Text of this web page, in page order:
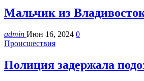
Мальчик из
admin Июн 16, 2024 0
Происшествия
Полиция задержала